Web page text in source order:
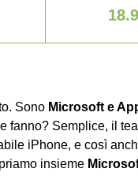
Sono Microsoft e
fanno? Semplice, il
iPhone, e così
insieme